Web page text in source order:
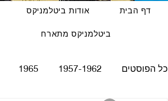
דף הבית אודות ביטלמניקס
ביטלמניקס מתארח
כל הפוסטים 1957-1962
1965